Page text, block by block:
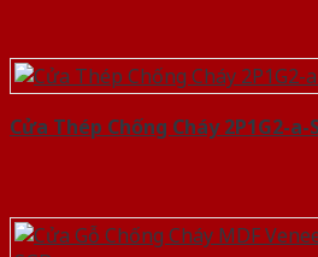
Cửa Thép Chống Cháy 2P1G2-a-